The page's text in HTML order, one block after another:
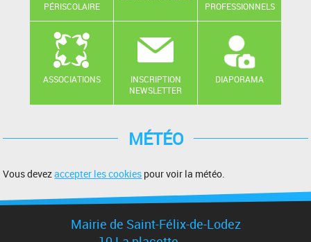
PÉRISCOLAIRE
PROFESSIONNELS
ASSOCIATIONS
INSCRIPTION
NEWSLETTER
DIAPORAMA
MÉTÉO
Vous devezaccepter les cookies pour voir la météo.
Mairie de Saint-Félix-de-Lodez